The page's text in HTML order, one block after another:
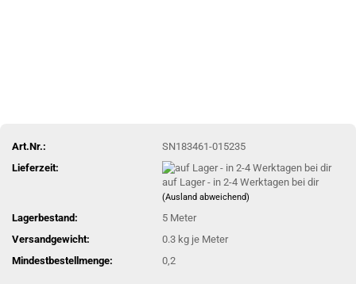
Art.Nr.:
SN183461-015235
Lieferzeit:
auf Lager - in 2-4 Werktagen bei dir
(Ausland abweichend)
Lagerbestand: 5 Meter
Versandgewicht:
0.3 kg je Meter
Mindestbestellmenge:
0,2